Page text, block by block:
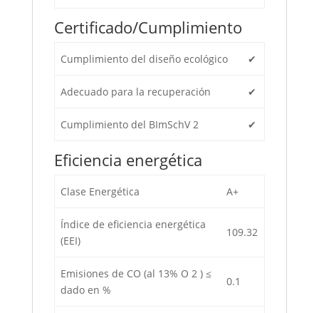
Certificado/Cumplimiento
Cumplimiento del diseño ecológico ✔
Adecuado para la recuperación ✔
Cumplimiento del BImSchV 2 ✔
Eficiencia energética
Clase Energética A+
Índice de eficiencia energética
(EEI)
109.32
Emisiones de CO (al 13% O 2 ) ≤
dado en %
0.1